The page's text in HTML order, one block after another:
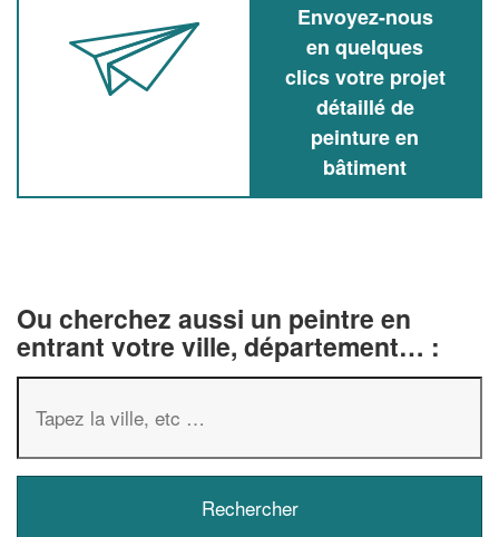
Envoyez-nous
en quelques
clics votre projet
détaillé de
peinture en
bâtiment
Ou cherchez aussi un peintre en
entrant votre ville, département… :